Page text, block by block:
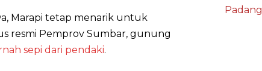
Marapi tetap menarik untuk
resmi Pemprov Sumbar, gunung
sepi dari pendaki.
Padang